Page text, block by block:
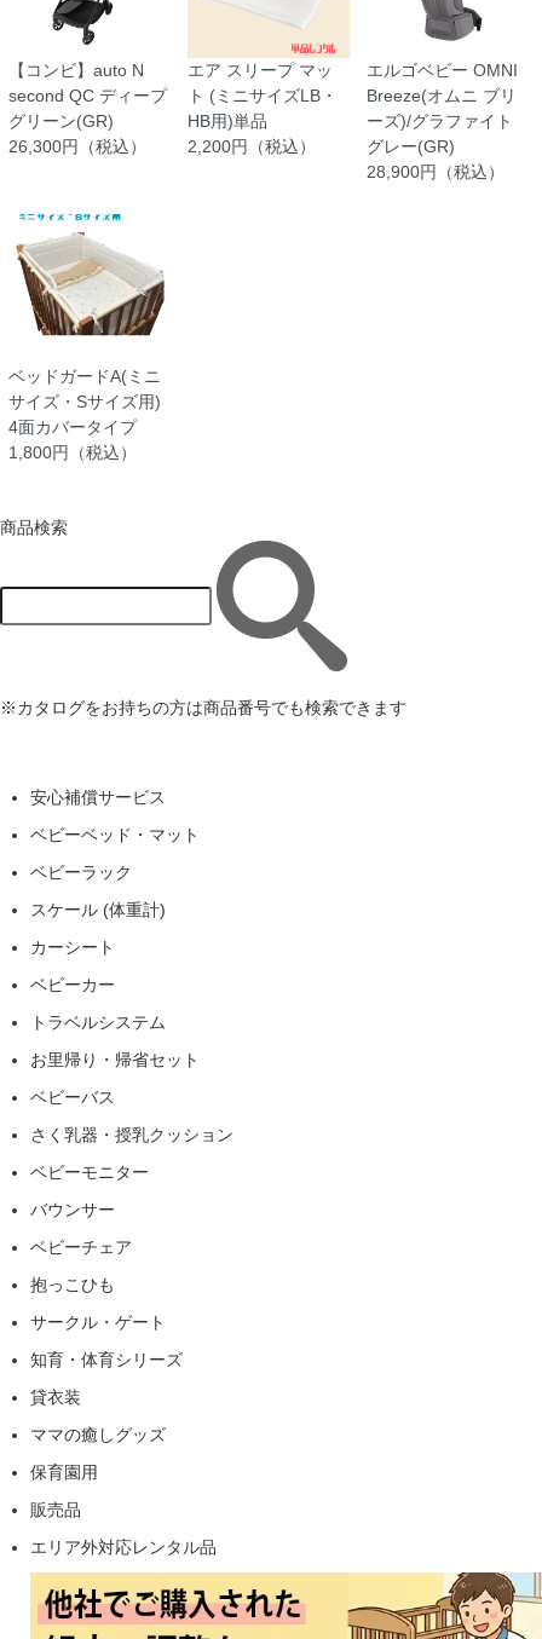
【コンビ】auto N
second QC ディープ
グリーン(GR)
26,300円（税込）
エア スリープ マッ
ト (ミニサイズLB・
HB用)単品
2,200円（税込）
エルゴベビー OMNI
Breeze(オムニ ブリ
ーズ)/グラファイト
グレー(GR)
28,900円（税込）
ベッドガードA(ミニ
サイズ・Sサイズ用)
4面カバータイプ
1,800円（税込）
商品検索
※カタログをお持ちの方は商品番号でも検索できます
安心補償サービス
ベビーベッド・マット
ベビーラック
スケール (体重計)
カーシート
ベビーカー
トラベルシステム
お里帰り・帰省セット
ベビーバス
さく乳器・授乳クッション
ベビーモニター
バウンサー
ベビーチェア
抱っこひも
サークル・ゲート
知育・体育シリーズ
貸衣装
ママの癒しグッズ
保育園用
販売品
エリア外対応レンタル品